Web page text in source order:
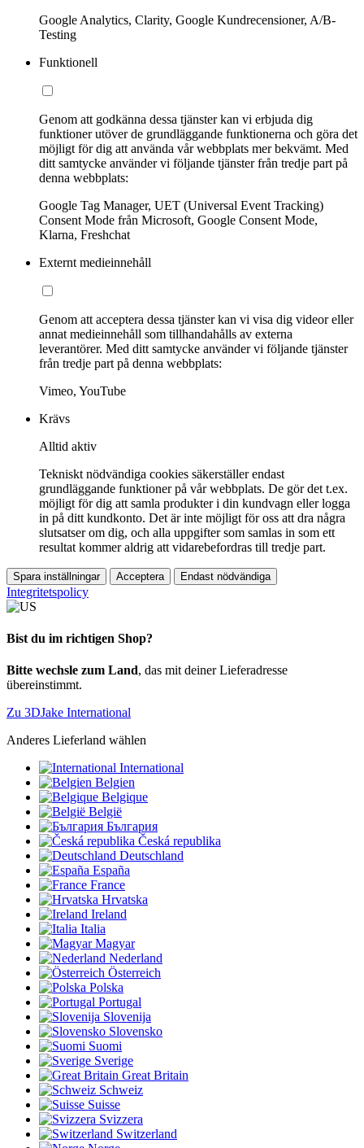
Google Analytics, Clarity, Google Kundrecensioner, A/B-
Testing
Funktionell
Genom att godkänna dessa tjänster kan vi erbjuda dig
funktioner utöver de grundläggande funktionerna och göra det
möjligt för dig att använda vår webbplats mer bekvämt. Med
ditt samtycke använder vi följande tjänster från tredje part på
denna webbplats:
Google Tag Manager, UET (Universal Event Tracking)
Consent Mode från Microsoft, Google Consent Mode,
Klarna, Freshchat
Externt medieinnehåll
Genom att acceptera dessa tjänster kan vi visa dig videor eller
annat medieinnehåll som tillhandahålls av externa
leverantörer. Med ditt samtycke använder vi följande tjänster
från tredje part på denna webbplats:
Vimeo, YouTube
Krävs
Alltid aktiv
Tekniskt nödvändiga cookies säkerställer endast
grundläggande funktioner på vår webbplats. De gör det t.ex.
möjligt för dig att samla produkter i din kundvagn eller logga
in på ditt kundkonto. Det är inte möjligt för oss att dra några
slutsatser om dig, och alla uppgifter som samlas in som ett
resultat kommer aldrig att vidarebefordras till tredje part.
Spara inställningar Acceptera Endast nödvändiga
Integritetspolicy
Bist du im richtigen Shop?
Bitte wechsle zum Land, das mit deiner Lieferadresse
übereinstimmt.
Zu 3DJake International
Anderes Lieferland wählen
International
Belgien
Belgique
België
България
Česká republika
Deutschland
España
France
Hrvatska
Ireland
Italia
Magyar
Nederland
Österreich
Polska
Portugal
Slovenija
Slovensko
Suomi
Sverige
Great Britain
Schweiz
Suisse
Svizzera
Switzerland